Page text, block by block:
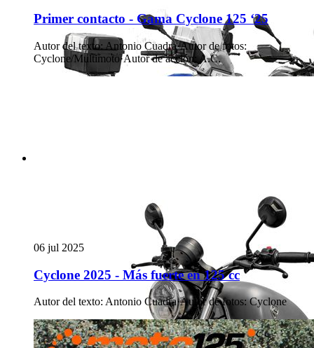
Primer contacto - Gama Cyclone 125 ‘25
Autor del texto: Antonio Cuadra·Autor de fotos:
Cyclone/Multimoto·Autor de acción: A.C.
06 jul 2025
Cyclone 2025 - Más fuerte en 125 cc
Autor del texto: Antonio Cuadra·Autor de fotos: Cyclone